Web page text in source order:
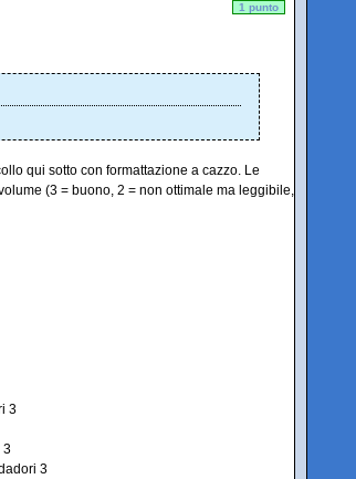
1 punto
qui sotto con formattazione a cazzo. Le
(3 = buono, 2 = non ottimale ma leggibile,
3
3
3